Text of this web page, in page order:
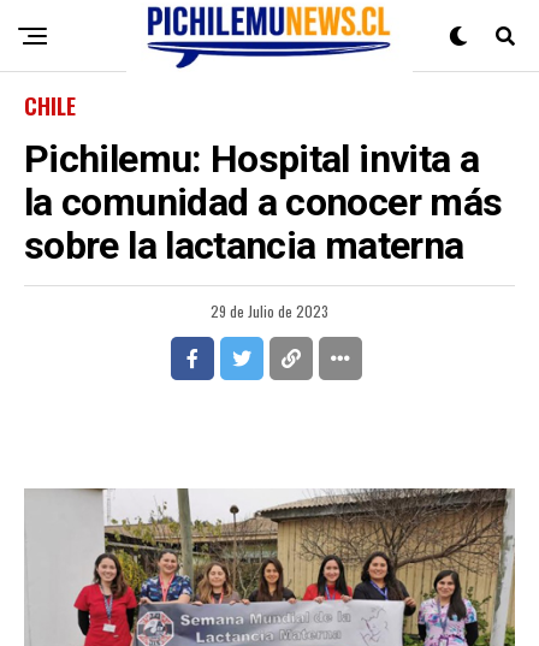
CHILE
Pichilemu: Hospital invita a
la comunidad a conocer más
sobre la lactancia materna
29 de Julio de 2023